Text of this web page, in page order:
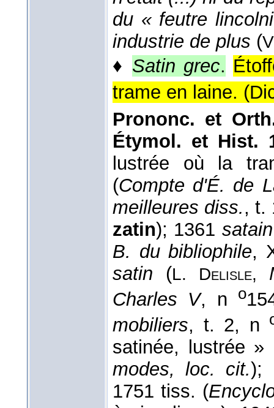
du « feutre
industrie de plus (
♦ Satin grec.
trame en laine. (
Prononc. et
Étymol. et Hist.
lustrée où la
(Compte d'É. de
meilleures diss., t.
zatin); 1361 satain
B. du bibliophile,
satin (L. Delisle,
Charles V, n o
mobiliers, t. 2, n
satinée, lustrée »
modes, loc. cit.);
1751 tiss. (